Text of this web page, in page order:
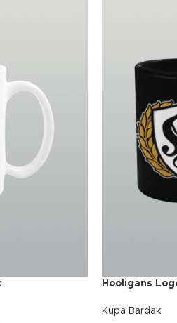
Hooligans
Kupa Bardak